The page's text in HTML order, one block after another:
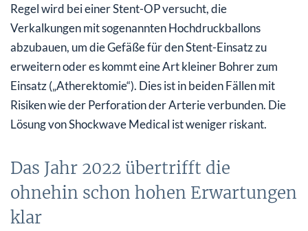
Regel wird bei einer Stent-OP versucht, die
Verkalkungen mit sogenannten Hochdruckballons
abzubauen, um die Gefäße für den Stent-Einsatz zu
erweitern oder es kommt eine Art kleiner Bohrer zum
Einsatz („Atherektomie“). Dies ist in beiden Fällen mit
Risiken wie der Perforation der Arterie verbunden. Die
Lösung von Shockwave Medical ist weniger riskant.
Das Jahr 2022 übertrifft die
ohnehin schon hohen Erwartungen
klar